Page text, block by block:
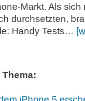
Markt. Als sich
durchsetzten,
Handy Tests…